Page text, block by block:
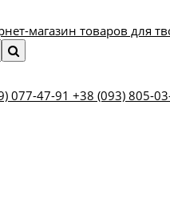
магазин товаров для
077-47-91 +38 (093) 805-